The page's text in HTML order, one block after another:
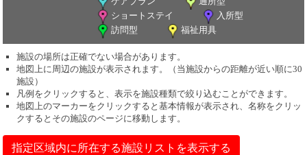
ショートステイ
入所型
訪問型
福祉用具
施設の場所は正確でない場合があります。
地図上に周辺の施設が表示されます。（当施設からの距離が近い順に30
施設）
凡例をクリックすると、表示を施設種類で絞り込むことができます。
地図上のマーカーをクリックすると基本情報が表示され、名称をクリッ
クするとその施設のページに移動します。
指定区域内に所在する施設リストを表示する